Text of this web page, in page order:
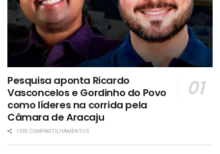
Pesquisa aponta Ricardo
Vasconcelos e Gordinho do Povo
como líderes na corrida pela
Câmara de Aracaju
1335 COMPARTILHAMENTOS